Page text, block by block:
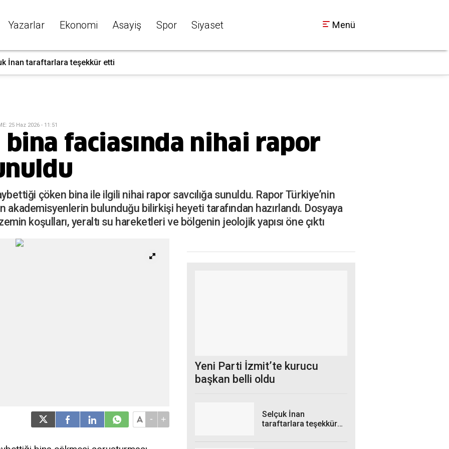
Yazarlar Ekonomi Asayiş Spor Siyaset Menü
İnan taraftarlara teşekkür etti
: 25 Haz 2026 - 11:51
faciasında nihai rapor
çöken bina ile ilgili nihai rapor savcılığa sunuldu. Rapor Türkiye’nin
bulunduğu bilirkişi heyeti tarafından hazırlandı. Dosyaya
koşulları, yeraltı su hareketleri ve bölgenin jeolojik yapısı öne çıktı
- +
Yeni Parti İzmit’te kurucu
başkan belli oldu
Selçuk İnan
taraftarlara teşekkür